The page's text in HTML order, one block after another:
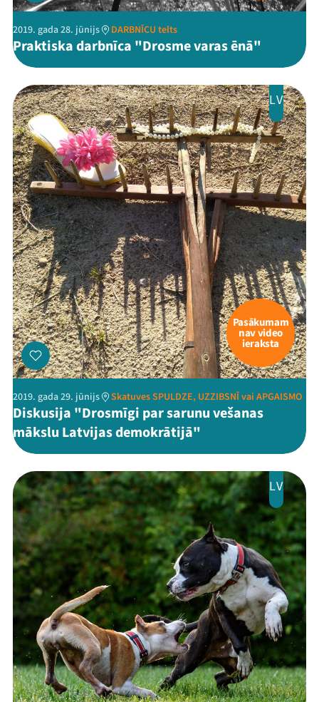
2019. gada 28. jūnijs DARBNĪCU telts
Praktiska darbnīca "Drosme varas ēnā"
LV
Pasākumam
nav video
ieraksta
2019. gada 29. jūnijs Skatuves SPULDZE, UZZIBSNĪ vai APGAISMO
Diskusija "Drosmīgi par sarunu vešanas
mākslu Latvijas demokrātijā"
LV